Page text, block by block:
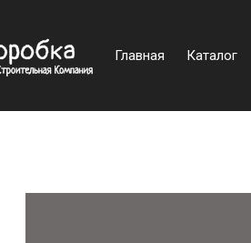
Главная Каталог